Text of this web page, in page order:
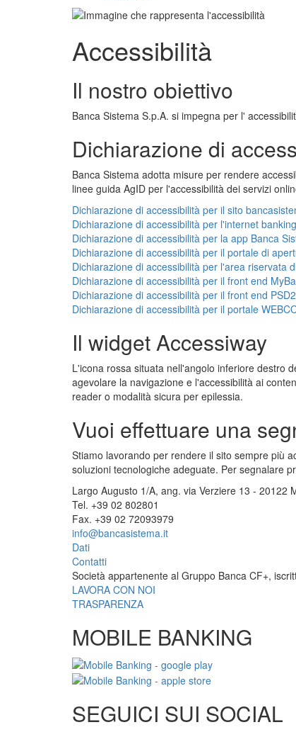
Accessibilità
Il nostro obiettivo
Banca Sistema S.p.A. si impegna per l'
Dichiarazione di
Banca Sistema adotta misure per rendere
linee guida AgID per l'accessibilità dei servizi
Dichiarazione di accessibilità per il sito
Dichiarazione di accessibilità per l'internet banking
Dichiarazione di accessibilità per la app Banca
Dichiarazione di accessibilità per il portale di
Dichiarazione di accessibilità per l'area riservata
Dichiarazione di accessibilità per il front end
Dichiarazione di accessibilità per il front end PSD2
Dichiarazione di accessibilità per il portale
Il widget Accessiway
L'icona rossa situata nell'angolo inferiore destro
agevolare la navigazione e l'accessibilità ai
reader o modalità sicura per epilessia.
Vuoi effettuare una
Stiamo lavorando per rendere il sito sempre più
soluzioni tecnologiche adeguate. Per segnalare
Largo Augusto 1/A, ang. via Verziere 13 - 20122
Tel. +39 02 802801
Fax. +39 02 72093979
info@bancasistema.it
Dati
Contatti
Società appartenente al Gruppo Banca CF+,
LAVORA CON NOI
TRASPARENZA
MOBILE BANKING
SEGUICI SUI SOCIAL